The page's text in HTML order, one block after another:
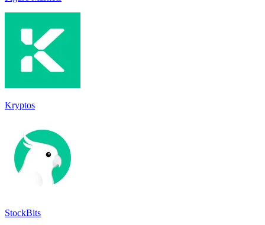
Kryptos
StockBits